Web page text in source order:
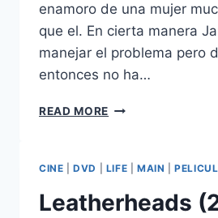
enamoro de una mujer
que el. En cierta manera
manejar el problema pero
entonces no ha…
READ MORE IT’S
CINE |DVD LIFE MAIN |
Leatherheads